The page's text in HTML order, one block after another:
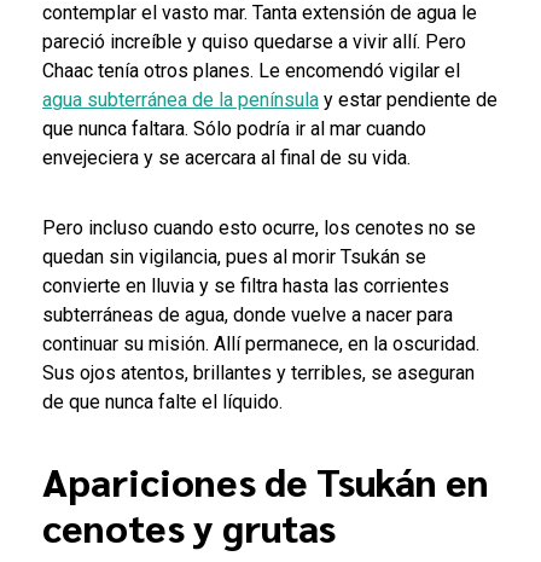
contemplar el vasto mar. Tanta extensión de agua le
pareció increíble y quiso quedarse a vivir allí. Pero
Chaac tenía otros planes. Le encomendó vigilar el
agua subterránea de la península y estar pendiente de
que nunca faltara. Sólo podría ir al mar cuando
envejeciera y se acercara al final de su vida.
Pero incluso cuando esto ocurre, los cenotes no se
quedan sin vigilancia, pues al morir Tsukán se
convierte en lluvia y se filtra hasta las corrientes
subterráneas de agua, donde vuelve a nacer para
continuar su misión. Allí permanece, en la oscuridad.
Sus ojos atentos, brillantes y terribles, se aseguran
de que nunca falte el líquido.
Apariciones de Tsukán en
cenotes y grutas